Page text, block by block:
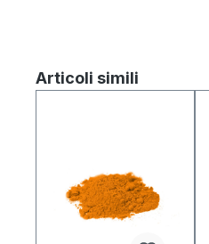
Salta la galleria dei prodotti
Articoli simili